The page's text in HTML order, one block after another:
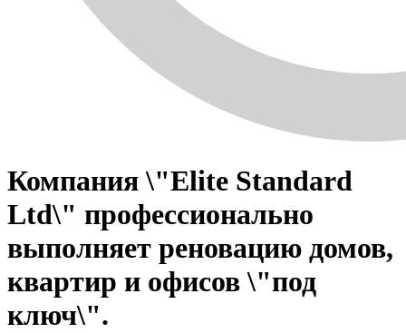
Компания \"Elite Standard
Ltd\" профессионально
выполняет реновацию домов,
квартир и офисов \"под
ключ\".